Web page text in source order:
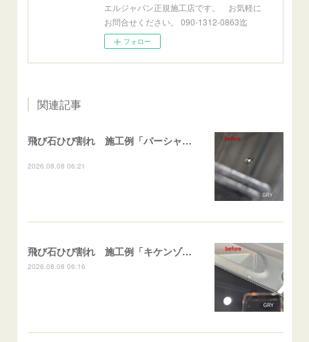
エルジャパン正規施工店です。 お気軽に
お問合せください。 090-1312-0863迄
フォロー
関連記事
飛び石ひび割れ 施工例「パーシャル系・衝撃点範囲ハマカケ」エスティマ
2026.08.08 06:21
飛び石ひび割れ 施工例「キケンゾーン範囲・ストレートブレイク」フェアレディＺ
2026.08.08 06:16